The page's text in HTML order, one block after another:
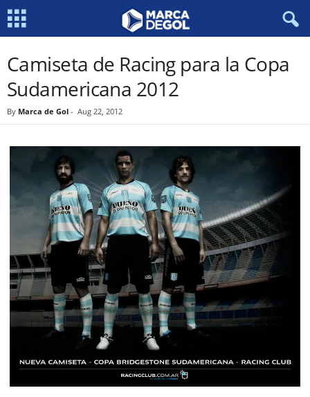
Camiseta de Racing para la Copa
Sudamericana 2012
By Marca de Gol - Aug 22, 2012